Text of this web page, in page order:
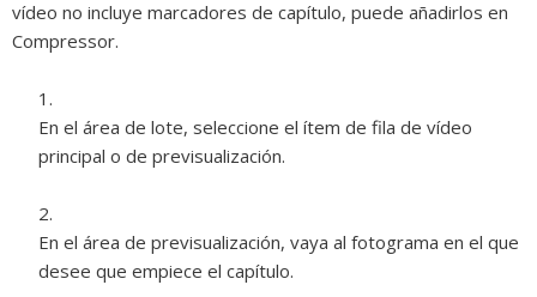
vídeo no incluye marcadores de capítulo, puede añadirlos en
Compressor.
En el área de lote, seleccione el ítem de fila de vídeo
principal o de previsualización.
En el área de previsualización, vaya al fotograma en el que
desee que empiece el capítulo.